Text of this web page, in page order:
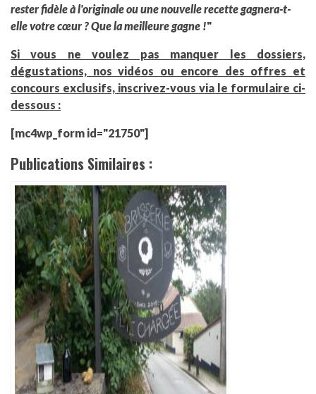
rester fidèle à l'originale ou une nouvelle recette gagnera-t-
elle votre cœur ? Que la meilleure gagne !"
Si vous ne voulez pas manquer les dossiers,
dégustations, nos vidéos ou encore des offres et
concours exclusifs, inscrivez-vous via le formulaire ci-
dessous :
[mc4wp_form id="21750"]
Publications Similaires :